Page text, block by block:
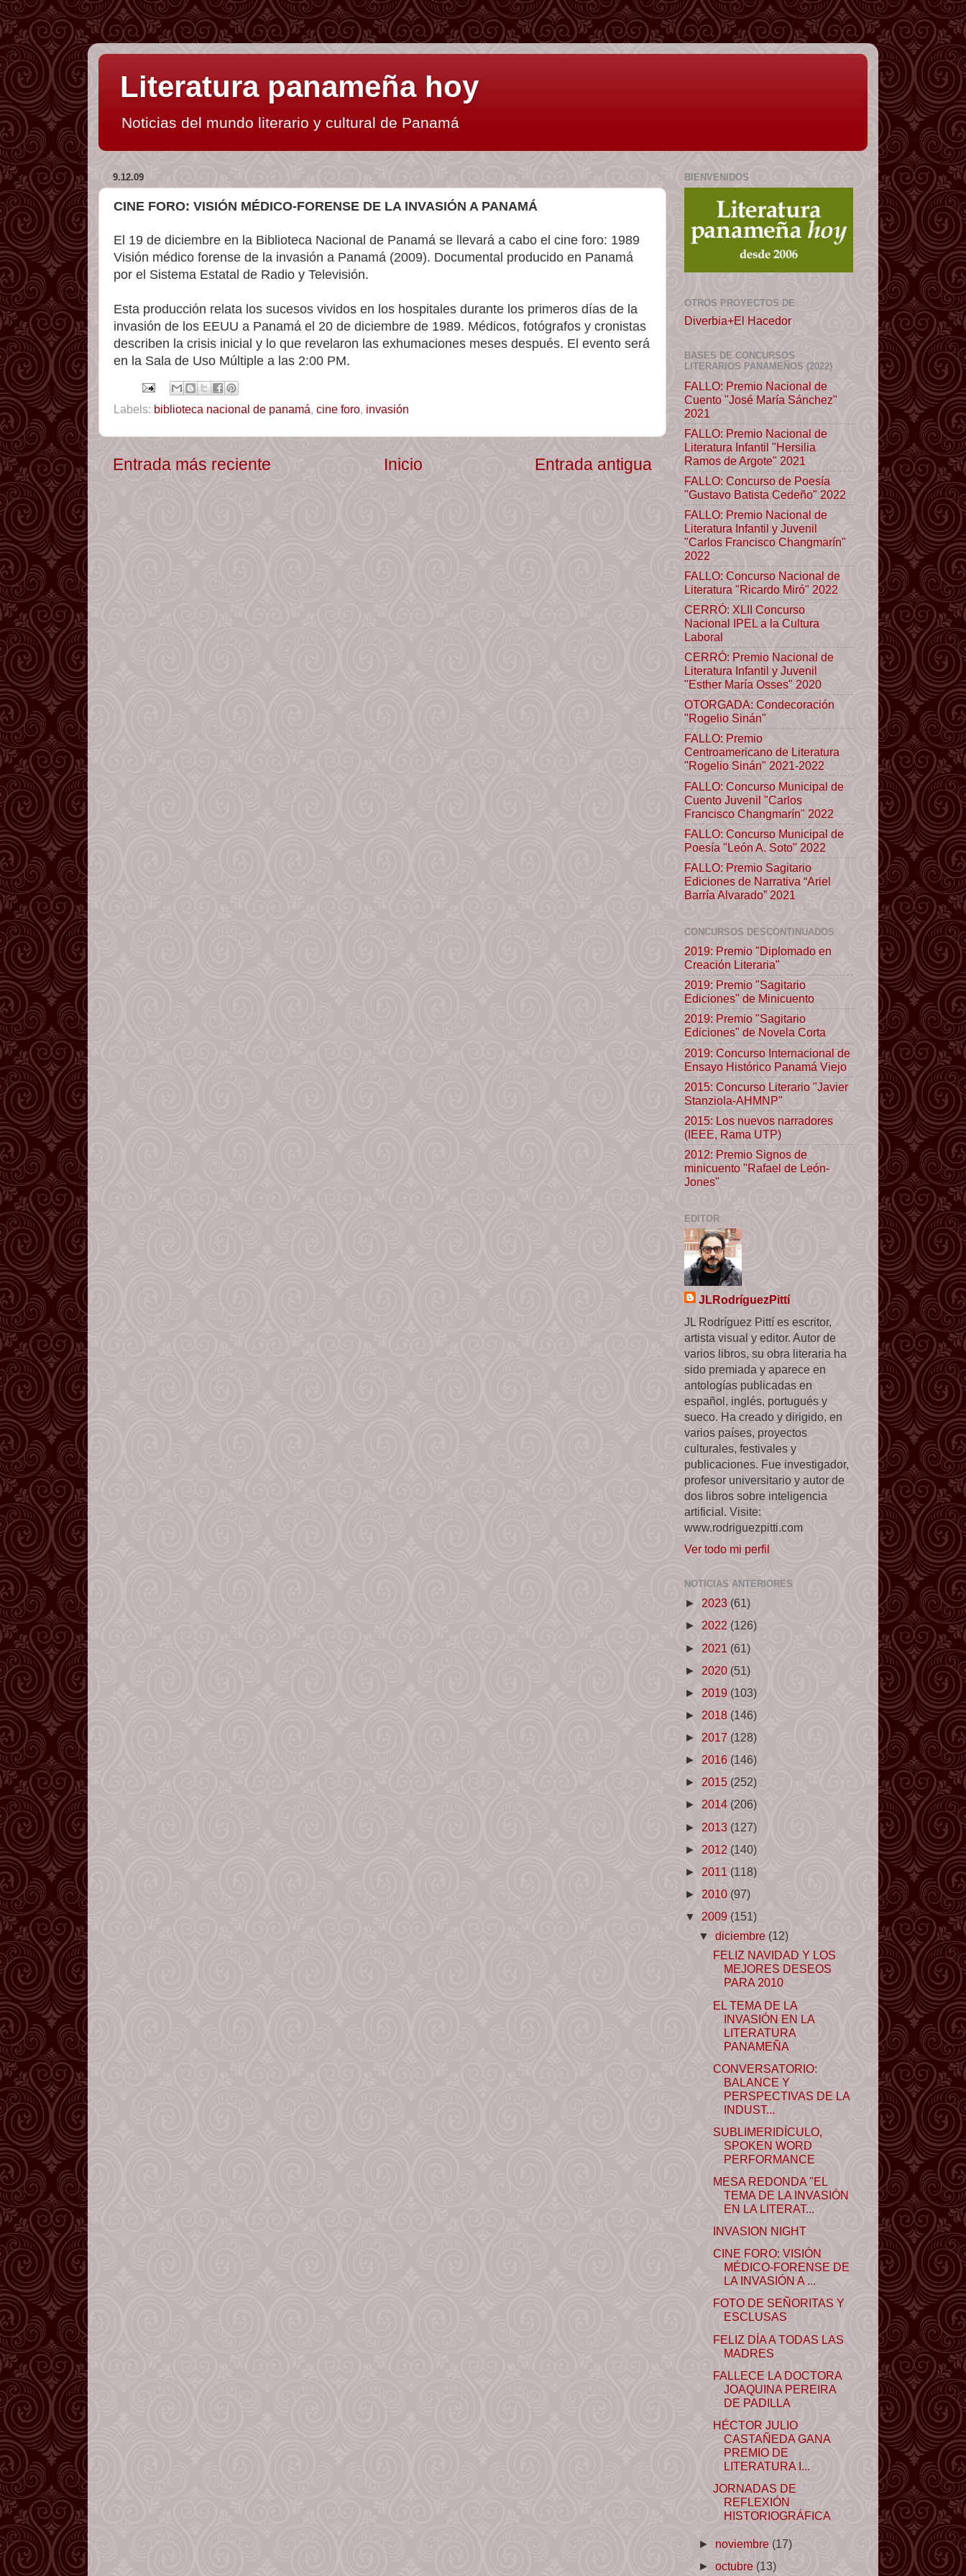
Literatura panameña hoy
Noticias del mundo literario y cultural de Panamá
9.12.09
CINE FORO: VISIÓN MÉDICO-FORENSE DE LA INVASIÓN A PANAMÁ
El 19 de diciembre en la Biblioteca Nacional de Panamá se llevará a cabo el cine foro: 1989
Visión médico forense de la invasión a Panamá (2009). Documental producido en Panamá
por el Sistema Estatal de Radio y Televisión.
Esta producción relata los sucesos vividos en los hospitales durante los primeros días de la
invasión de los EEUU a Panamá el 20 de diciembre de 1989. Médicos, fotógrafos y cronistas
describen la crisis inicial y lo que revelaron las exhumaciones meses después. El evento será
en la Sala de Uso Múltiple a las 2:00 PM.
Labels: biblioteca nacional de panamá, cine foro, invasión
Entrada más reciente Entrada antigua
Inicio
BIENVENIDOS
OTROS PROYECTOS DE
Diverbia+El Hacedor
BASES DE CONCURSOS
LITERARIOS PANAMEÑOS (2022)
FALLO: Premio Nacional de
Cuento "José María Sánchez"
2021
FALLO: Premio Nacional de
Literatura Infantil "Hersilia
Ramos de Argote" 2021
FALLO: Concurso de Poesía
"Gustavo Batista Cedeño" 2022
FALLO: Premio Nacional de
Literatura Infantil y Juvenil
"Carlos Francisco Changmarín"
2022
FALLO: Concurso Nacional de
Literatura "Ricardo Miró" 2022
CERRÓ: XLII Concurso
Nacional IPEL a la Cultura
Laboral
CERRÓ: Premio Nacional de
Literatura Infantil y Juvenil
"Esther María Osses" 2020
OTORGADA: Condecoración
"Rogelio Sinán"
FALLO: Premio
Centroamericano de Literatura
"Rogelio Sinán" 2021-2022
FALLO: Concurso Municipal de
Cuento Juvenil "Carlos
Francisco Changmarín" 2022
FALLO: Concurso Municipal de
Poesía "León A. Soto" 2022
FALLO: Premio Sagitario
Ediciones de Narrativa “Ariel
Barría Alvarado” 2021
CONCURSOS DESCONTINUADOS
2019: Premio "Diplomado en
Creación Literaria"
2019: Premio "Sagitario
Ediciones" de Minicuento
2019: Premio "Sagitario
Ediciones" de Novela Corta
2019: Concurso Internacional de
Ensayo Histórico Panamá Viejo
2015: Concurso Literario "Javier
Stanziola-AHMNP"
2015: Los nuevos narradores
(IEEE, Rama UTP)
2012: Premio Signos de
minicuento "Rafael de León-
Jones"
EDITOR
JLRodríguezPittí
JL Rodríguez Pittí es escritor,
artista visual y editor. Autor de
varios libros, su obra literaria ha
sido premiada y aparece en
antologías publicadas en
español, inglés, portugués y
sueco. Ha creado y dirigido, en
varios países, proyectos
culturales, festivales y
publicaciones. Fue investigador,
profesor universitario y autor de
dos libros sobre inteligencia
artificial. Visite:
www.rodriguezpitti.com
Ver todo mi perfil
NOTICIAS ANTERIORES
► 2023 (61)
► 2022 (126)
► 2021 (61)
► 2020 (51)
► 2019 (103)
► 2018 (146)
► 2017 (128)
► 2016 (146)
► 2015 (252)
► 2014 (206)
► 2013 (127)
► 2012 (140)
► 2011 (118)
► 2010 (97)
▼ 2009 (151)
▼diciembre (12)
FELIZ NAVIDAD Y LOS
MEJORES DESEOS
PARA 2010
EL TEMA DE LA
INVASIÓN EN LA
LITERATURA
PANAMEÑA
CONVERSATORIO:
BALANCE Y
PERSPECTIVAS DE LA
INDUST...
SUBLIMERIDÍCULO,
SPOKEN WORD
PERFORMANCE
MESA REDONDA "EL
TEMA DE LA INVASIÓN
EN LA LITERAT...
INVASION NIGHT
CINE FORO: VISIÓN
MÉDICO-FORENSE DE
LA INVASIÓN A ...
FOTO DE SEÑORITAS Y
ESCLUSAS
FELIZ DÍA A TODAS LAS
MADRES
FALLECE LA DOCTORA
JOAQUINA PEREIRA
DE PADILLA
HÉCTOR JULIO
CASTAÑEDA GANA
PREMIO DE
LITERATURA I...
JORNADAS DE
REFLEXIÓN
HISTORIOGRÁFICA
► noviembre (17)
►octubre (13)